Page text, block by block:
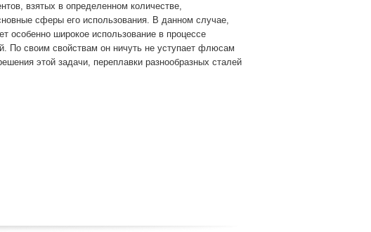
взятых в определенном количестве,
сферы его использования. В данном случае,
особенно широкое использование в процессе
По своим свойствам он ничуть не уступает флюсам
этой задачи, переплавки разнообразных сталей